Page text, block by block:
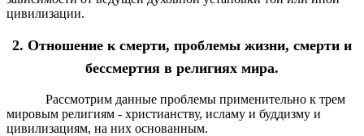
цивилизации.
2. Отношение к смерти, проблемы жизни, смерти и
бессмертия в религиях мира.
Рассмотрим данные проблемы применительно к трем
мировым религиям - христианству, исламу и буддизму и
цивилизациям, на них основанным.